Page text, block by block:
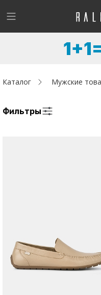
!
Женщинам
Возникли вопросы? -
Каталог Мужские
Фильтры